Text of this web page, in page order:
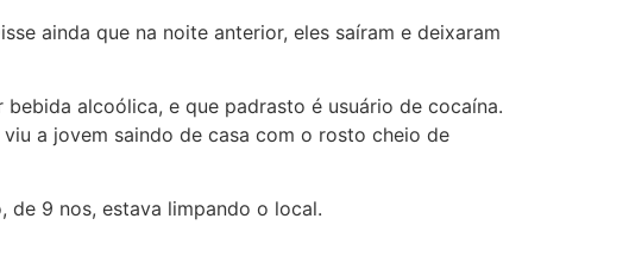
ainda que na noite anterior, eles saíram e deixaram
alcoólica, e que padrasto é usuário de cocaína.
a jovem saindo de casa com o rosto cheio de
de 9 nos, estava limpando o local.